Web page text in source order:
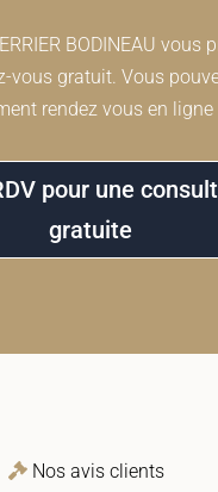
BODINEAU vous
vous gratuit. Vous
rendez vous en ligne
pour une
gratuite
Nos avis clients